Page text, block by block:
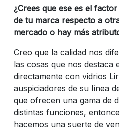
¿Crees que ese es el
de tu marca respecto a
mercado o hay más
Creo que la calidad nos
las cosas que nos destaca
directamente con vidrios
auspiciadores de su línea
que ofrecen una gama de
distintas funciones,
hacemos una suerte de